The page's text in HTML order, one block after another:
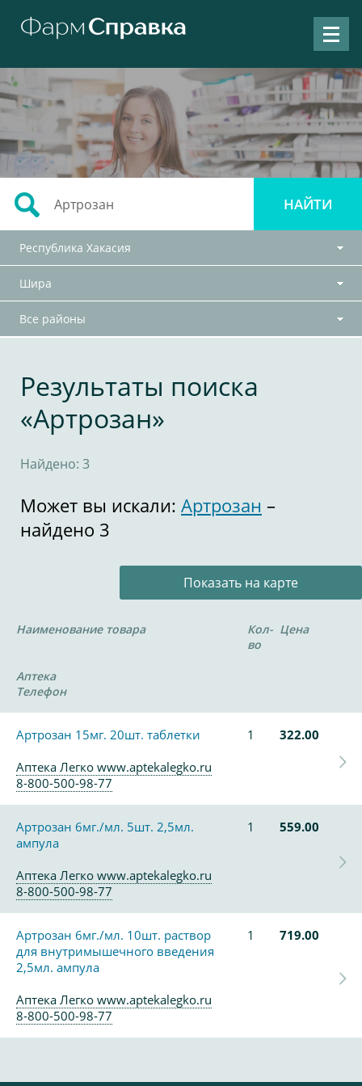
Республика Хакасия
Шира
Все районы
Результаты поиска
«Артрозан»
Найдено: 3
Может вы искали: Артрозан –
найдено 3
Показать на карте
Наименование товара
Кол-
во
Цена
Аптека
Телефон
Артрозан 15мг. 20шт. таблетки 1
322.00
Аптека Легко www.aptekalegko.ru
8-800-500-98-77
Артрозан 6мг./мл. 5шт. 2,5мл.
ампула
1 559.00
Аптека Легко www.aptekalegko.ru
8-800-500-98-77
Артрозан 6мг./мл. 10шт. раствор
для внутримышечного введения
2,5мл. ампула
1 719.00
Аптека Легко www.aptekalegko.ru
8-800-500-98-77